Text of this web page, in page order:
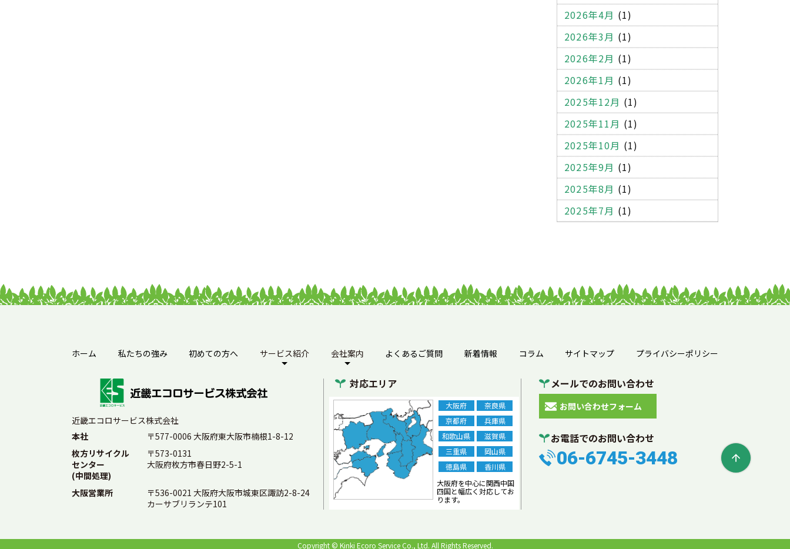
環境汚染
事務機器
OA什器
オフィス家具
学校家具
什器
クロス
建設系廃棄物管理表
マニフェスト
不適正処理
建設廃棄物
産業廃棄物
コピー機
パソコン
書庫
ワゴン
ロッカー
応接セット
受付用のカウンター
金庫
OA機器
木製パレット
プラスティックパレット
一般廃棄物
木くず
段ボール
薄型ケース
ール便用ケース
機密文書
機密書類
蛍光灯
蛍光灯の廃棄
持ち込み処分
オフィス
模様替え
引っ越し
電球
中間処理
収集運搬
2026年4月 (1)
2026年3月 (1)
2026年2月 (1)
2026年1月 (1)
2025年12月 (1)
2025年11月 (1)
2025年10月 (1)
2025年9月 (1)
2025年8月 (1)
2025年7月 (1)
ホーム 私たちの強み 初めての方へ サービス紹介 会社案内 よくあるご質問 新着情報 コラム サイトマップ プライバシーポリシー
近畿エコロサービス株式会社
本社
〒577-0006 大阪府東大阪市楠根1-8-12
枚方リサイクル
センター
(中間処理)
〒573-0131
大阪府枚方市春日野2-5-1
大阪営業所
〒536-0021 大阪府大阪市城東区諏訪2-8-24
カーサブリランテ101
対応エリア
大阪府
奈良県
京都府
兵庫県
和歌山県
滋賀県
三重県
岡山県
徳島県
香川県
大阪府を中心に関西中国
四国と幅広く対応してお
ります。
メールでのお問い合わせ
お問い合わせフォーム
お電話でのお問い合わせ
06-6745-3448
Copyright © Kinki Ecoro Service Co., Ltd. All Rights Reserved.